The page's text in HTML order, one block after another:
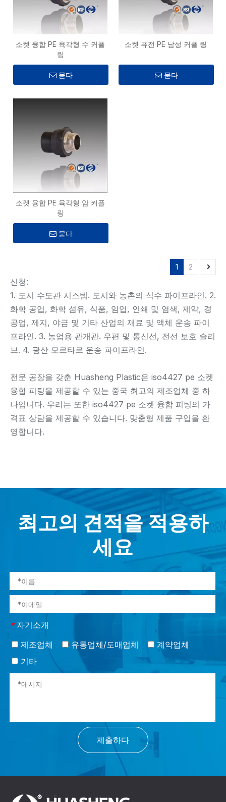
소켓 융합 PE 육각형 수 커플
링
묻다
소켓 퓨전 PE 남성 커플 링
묻다
소켓 융합 PE 육각형 암 커플
링
묻다
1 2
신청:
1. 도시 수도관 시스템. 도시와 농촌의 식수 파이프라인. 2.
화학 공업, 화학 섬유, 식품, 임업, 인쇄 및 염색, 제약, 경
공업, 제지, 야금 및 기타 산업의 재료 및 액체 운송 파이
프라인. 3. 농업용 관개관. 우편 및 통신선, 전선 보호 슬리
브. 4. 광산 모르타르 운송 파이프라인.
전문 공장을 갖춘 Huasheng Plastic은 iso4427 pe 소켓
융합 피팅을 제공할 수 있는 중국 최고의 제조업체 중 하
나입니다. 우리는 또한 iso4427 pe 소켓 융합 피팅의 가
격표 상담을 제공할 수 있습니다. 맞춤형 제품 구입을 환
영합니다.
최고의 견적을 적용하
세요
* 자기소개
제조업체
유통업체/도매업체
계약업체
기타
제출하다